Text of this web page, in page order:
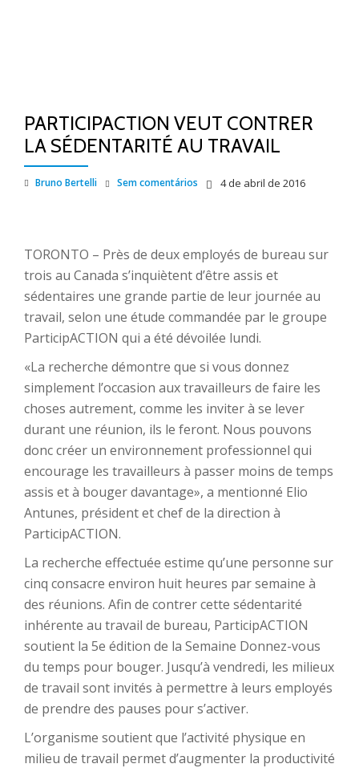
PARTICIPACTION VEUT CONTRER
LA SÉDENTARITÉ AU TRAVAIL
Bruno Bertelli 4 de abril de 2016
Sem comentários
TORONTO – Près de deux employés de bureau sur
trois au Canada s’inquiètent d’être assis et
sédentaires une grande partie de leur journée au
travail, selon une étude commandée par le groupe
ParticipACTION qui a été dévoilée lundi.
«La recherche démontre que si vous donnez
simplement l’occasion aux travailleurs de faire les
choses autrement, comme les inviter à se lever
durant une réunion, ils le feront. Nous pouvons
donc créer un environnement professionnel qui
encourage les travailleurs à passer moins de temps
assis et à bouger davantage», a mentionné Elio
Antunes, président et chef de la direction à
ParticipACTION.
La recherche effectuée estime qu’une personne sur
cinq consacre environ huit heures par semaine à
des réunions. Afin de contrer cette sédentarité
inhérente au travail de bureau, ParticipACTION
soutient la 5e édition de la Semaine Donnez-vous
du temps pour bouger. Jusqu’à vendredi, les milieux
de travail sont invités à permettre à leurs employés
de prendre des pauses pour s’activer.
L’organisme soutient que l’activité physique en
milieu de travail permet d’augmenter la productivité